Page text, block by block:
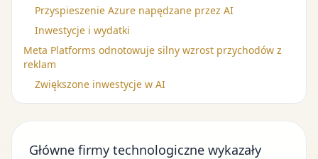
Przyspieszenie Azure napędzane przez AI
Inwestycje i wydatki
Meta Platforms odnotowuje silny wzrost przychodów z
reklam
Zwiększone inwestycje w AI
Główne firmy technologiczne wykazały